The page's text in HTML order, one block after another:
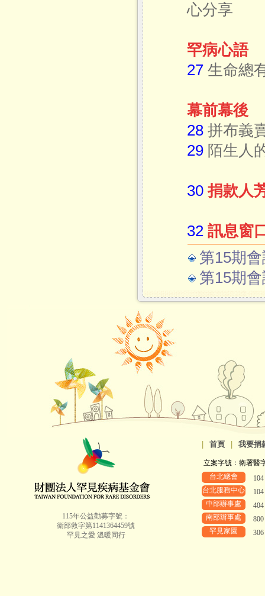
心分享
罕病心語
27 生命總
幕前幕後
28 拼布義
29 陌生人
30 捐款人
32 訊息窗
第15期
第15期
115年公益勸募字號：
衛部救字第1141364459號
罕見之愛 溫暖同行
首頁 我要捐
立案字號：衛署醫
台北總會
台北服務中心
中部辦事處
南部辦事處
罕見家園